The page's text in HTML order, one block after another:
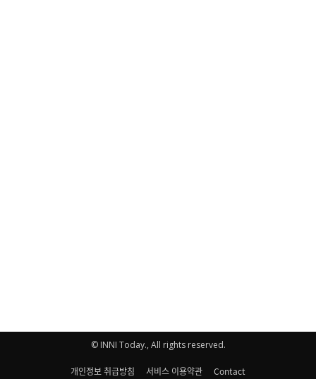
© INNI Today., All rights reserved.
개인정보 취급방침 서비스 이용약관 Contact